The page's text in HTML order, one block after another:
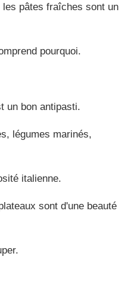
les pâtes fraîches sont un
pourquoi.
un bon antipasti.
légumes marinés,
italienne.
sont d'une beauté